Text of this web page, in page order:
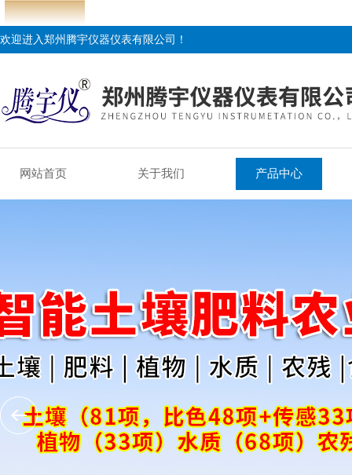
欢迎进入郑州腾宇仪器仪表有限公司！
网站首页 关于我们 产品中心